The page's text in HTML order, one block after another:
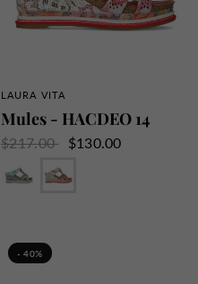
APERÇU RAPIDE
LAURA VITA
Mules - HACDEO 14
$217.00
$130.00
- 40%